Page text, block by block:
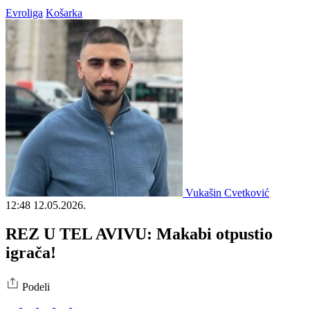
Evroliga Košarka
Vukašin Cvetković
12:48 12.05.2026.
REZ U TEL AVIVU: Makabi otpustio
igrača!
Podeli